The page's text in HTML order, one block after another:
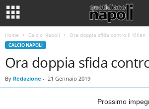
Home Calcio Napoli Ora doppia sfida contro il Milan
CALCIO NAPOLI
Ora doppia sfida
By Redazione - 21 Gennaio 2019
Prossimo